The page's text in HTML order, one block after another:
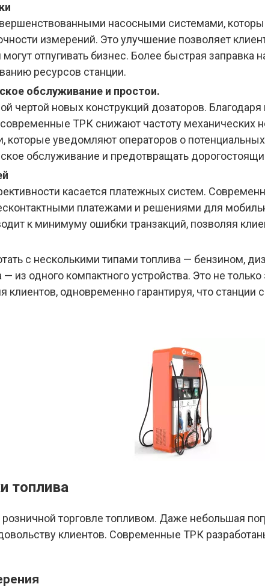
насосными системами,
измерений. Это улучшение позволяет
отпугивать бизнес. Более быстрая
ресурсов станции.
обслуживание и простои.
чертой новых конструкций дозаторов.
ТРК снижают частоту механических
уведомляют операторов о потенциальных
обслуживание и предотвращать
касается платежных систем.
платежами и решениями для
к минимуму ошибки транзакций, позволяя
с несколькими типами топлива — бензином,
из одного компактного устройства. Это не
клиентов, одновременно гарантируя, что
топлива
торговле топливом. Даже небольшая
клиентов. Современные ТРК